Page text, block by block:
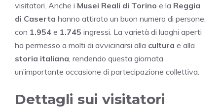
visitatori. Anche i Musei Reali di Torino e la Reggia
di Caserta hanno attirato un buon numero di persone,
con 1.954 e 1.745 ingressi. La varietà di luoghi aperti
ha permesso a molti di avvicinarsi alla cultura e alla
storia italiana, rendendo questa giornata
un’importante occasione di partecipazione collettiva.
Dettagli sui visitatori